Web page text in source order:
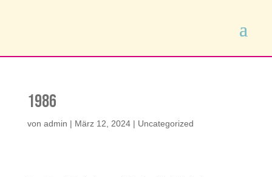
1986
von admin | März 12, 2024| Uncategorized